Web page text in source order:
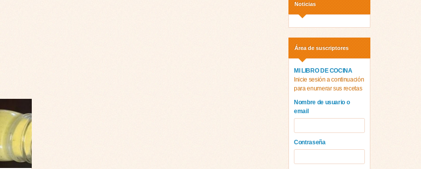
Noticias
Área de suscriptores
MI LIBRO DE COCINA
Inicie sesión a continuación
para enumerar sus recetas
Nombre de usuario o
email
Contraseña